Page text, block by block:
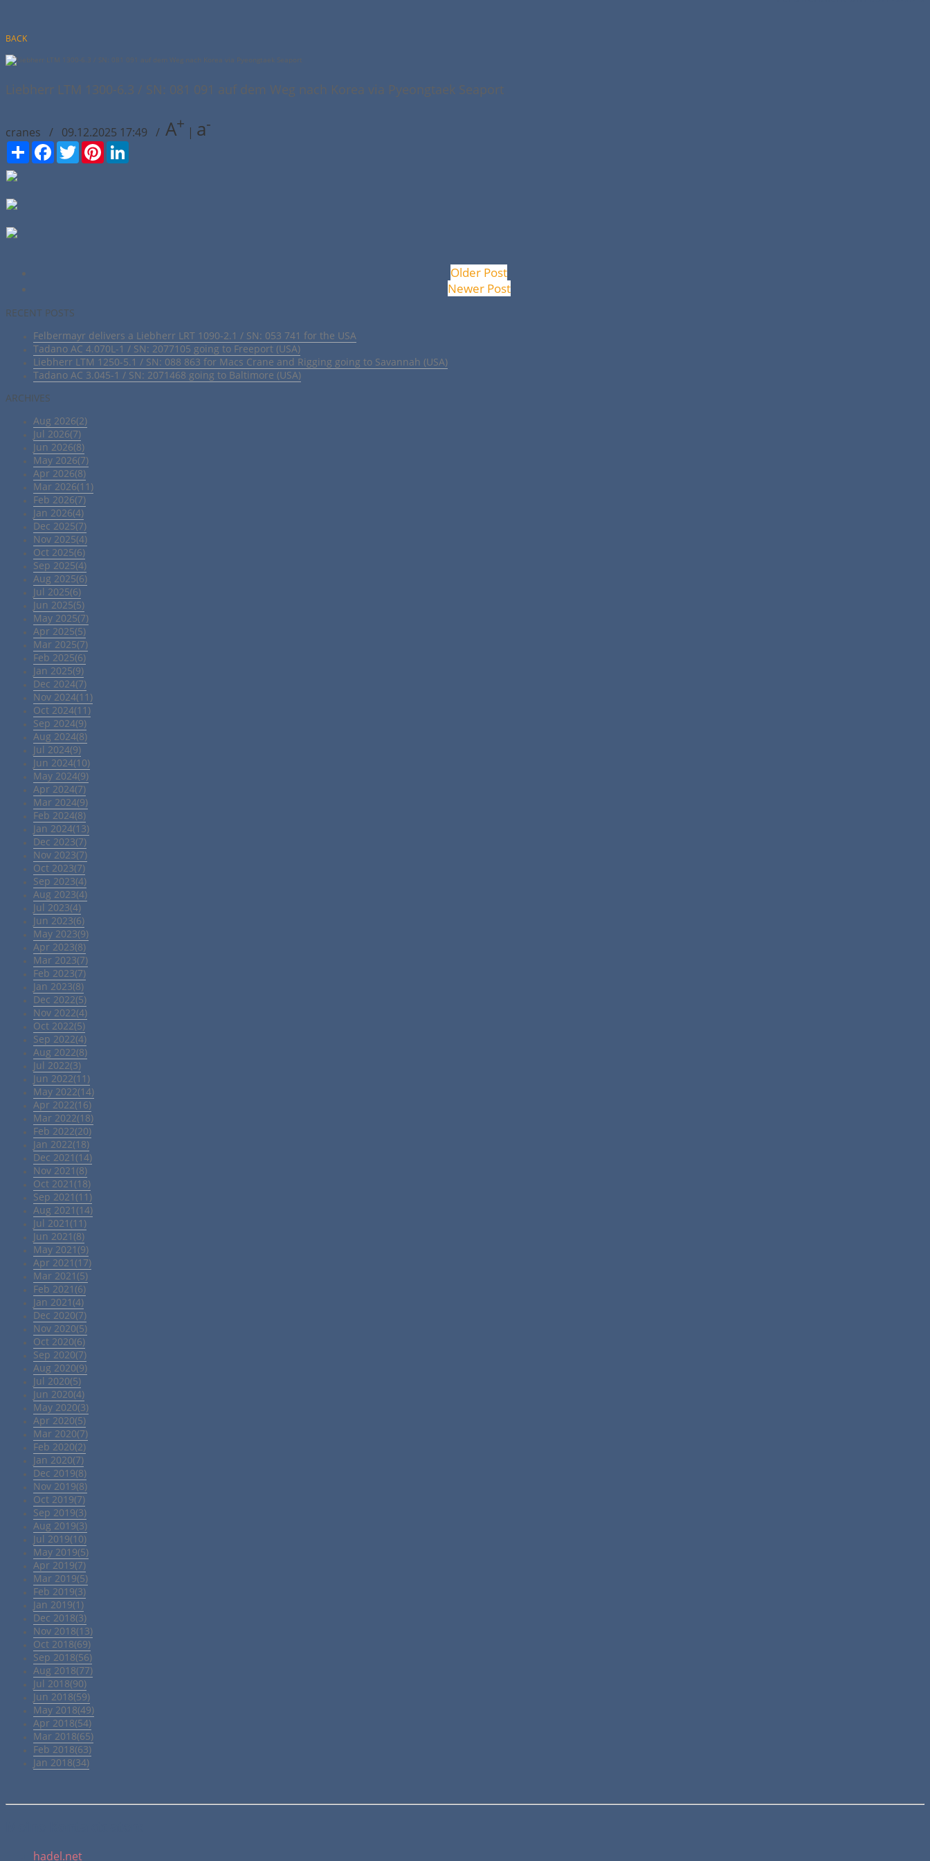
BACK
Liebherr LTM 1300-6.3 / SN: 081 091 auf dem Weg nach Korea via Pyeongtaek Seaport
cranes / 09.12.2025 17:49 / A+ | a-
Сподели FacebookTwitter Pinterest
Older Post
Newer Post
RECENT POSTS
Felbermayr delivers a Liebherr LRT 1090-2.1 / SN: 053 741 for the USA
Tadano AC 4.070L-1 / SN: 2077105 going to Freeport (USA)
Liebherr LTM 1250-5.1 / SN: 088 863 for Macs Crane and Rigging going to Savannah (USA)
Tadano AC 3.045-1 / SN: 2071468 going to Baltimore (USA)
ARCHIVES
Aug 2026(2)
Jul 2026(7)
Jun 2026(8)
May 2026(7)
Apr 2026(8)
Mar 2026(11)
Feb 2026(7)
Jan 2026(4)
Dec 2025(7)
Nov 2025(4)
Oct 2025(6)
Sep 2025(4)
Aug 2025(6)
Jul 2025(6)
Jun 2025(5)
May 2025(7)
Apr 2025(5)
Mar 2025(7)
Feb 2025(6)
Jan 2025(9)
Dec 2024(7)
Nov 2024(11)
Oct 2024(11)
Sep 2024(9)
Aug 2024(8)
Jul 2024(9)
Jun 2024(10)
May 2024(9)
Apr 2024(7)
Mar 2024(9)
Feb 2024(8)
Jan 2024(13)
Dec 2023(7)
Nov 2023(7)
Oct 2023(7)
Sep 2023(4)
Aug 2023(4)
Jul 2023(4)
Jun 2023(6)
May 2023(9)
Apr 2023(8)
Mar 2023(7)
Feb 2023(7)
Jan 2023(8)
Dec 2022(5)
Nov 2022(4)
Oct 2022(5)
Sep 2022(4)
Aug 2022(8)
Jul 2022(3)
Jun 2022(11)
May 2022(14)
Apr 2022(16)
Mar 2022(18)
Feb 2022(20)
Jan 2022(18)
Dec 2021(14)
Nov 2021(8)
Oct 2021(18)
Sep 2021(11)
Aug 2021(14)
Jul 2021(11)
Jun 2021(8)
May 2021(9)
Apr 2021(17)
Mar 2021(5)
Feb 2021(6)
Jan 2021(4)
Dec 2020(7)
Nov 2020(5)
Oct 2020(6)
Sep 2020(7)
Aug 2020(9)
Jul 2020(5)
Jun 2020(4)
May 2020(3)
Apr 2020(5)
Mar 2020(7)
Feb 2020(2)
Jan 2020(7)
Dec 2019(8)
Nov 2019(8)
Oct 2019(7)
Sep 2019(3)
Aug 2019(3)
Jul 2019(10)
May 2019(5)
Apr 2019(7)
Mar 2019(5)
Feb 2019(3)
Jan 2019(1)
Dec 2018(3)
Nov 2018(13)
Oct 2018(69)
Sep 2018(56)
Aug 2018(77)
Jul 2018(90)
Jun 2018(59)
May 2018(49)
Apr 2018(54)
Mar 2018(65)
Feb 2018(63)
Jan 2018(34)
hadel.net